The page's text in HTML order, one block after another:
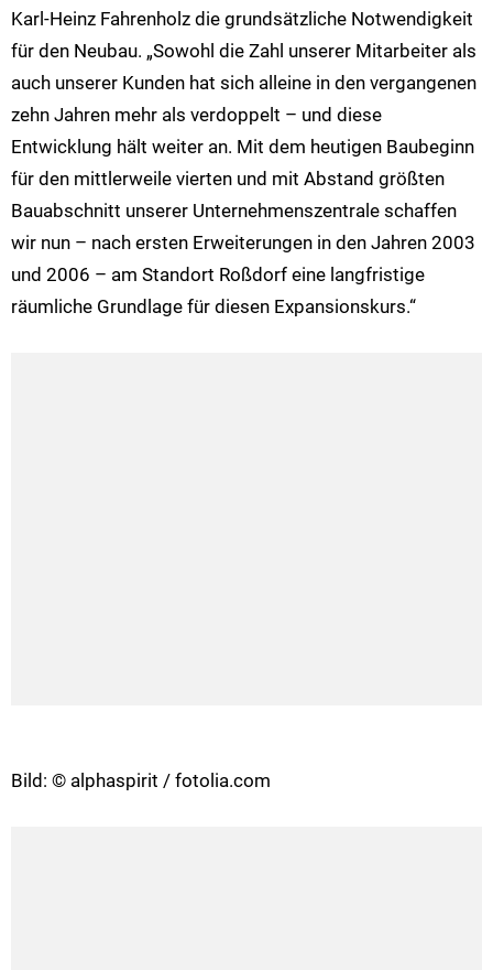
Karl-Heinz Fahrenholz die grundsätzliche Notwendigkeit
für den Neubau. „Sowohl die Zahl unserer Mitarbeiter als
auch unserer Kunden hat sich alleine in den vergangenen
zehn Jahren mehr als verdoppelt – und diese
Entwicklung hält weiter an. Mit dem heutigen Baubeginn
für den mittlerweile vierten und mit Abstand größten
Bauabschnitt unserer Unternehmenszentrale schaffen
wir nun – nach ersten Erweiterungen in den Jahren 2003
und 2006 – am Standort Roßdorf eine langfristige
räumliche Grundlage für diesen Expansionskurs.“
Bild: © alphaspirit / fotolia.com